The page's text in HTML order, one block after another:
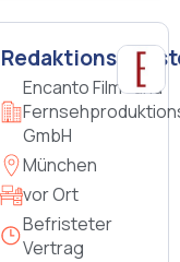
Encanto Film- und
GmbH
München
vor Ort
Befristeter
Vertrag